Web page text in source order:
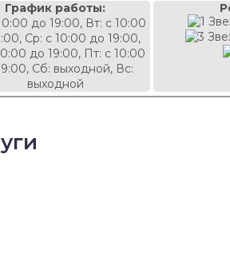
График работы:
до 19:00, Вт: с 10:00
Ср: с 10:00 до 19:00,
до 19:00, Пт: с 10:00
Сб: выходной, Вс:
выходной